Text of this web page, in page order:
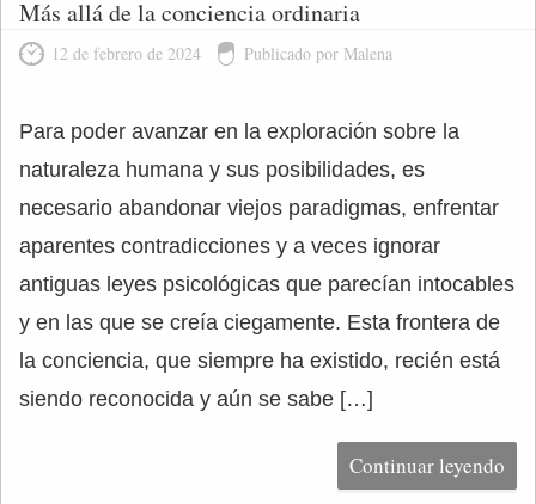
Más allá de la conciencia ordinaria
12 de febrero de 2024 Publicado por Malena
Para poder avanzar en la exploración sobre la
naturaleza humana y sus posibilidades, es
necesario abandonar viejos paradigmas, enfrentar
aparentes contradicciones y a veces ignorar
antiguas leyes psicológicas que parecían intocables
y en las que se creía ciegamente. Esta frontera de
la conciencia, que siempre ha existido, recién está
siendo reconocida y aún se sabe […]
Continuar leyendo